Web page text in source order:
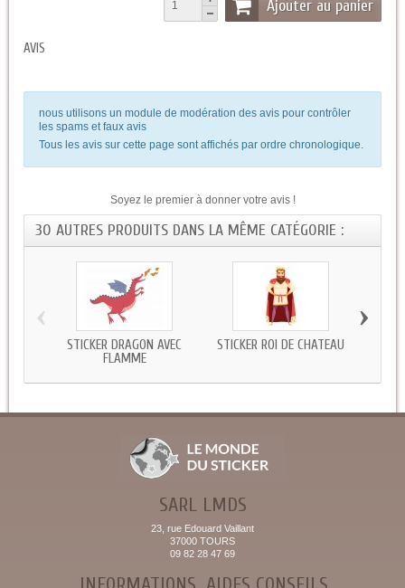
Ajouter au panier
AVIS
nous utilisons un module de modération des avis pour contrôler
les spams et faux avis
Tous les avis sur cette page sont affichés par ordre chronologique.
Soyez le premier à donner votre avis !
30 AUTRES PRODUITS DANS LA MÊME CATÉGORIE :
STICKER DRAGON AVEC
FLAMME
STICKER ROI DE CHATEAU
‹ ›
SARL LMDS
23, rue Edouard Vaillant
37000 TOURS
09 82 28 47 69